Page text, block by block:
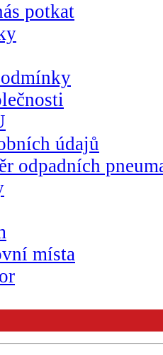
potkat
údajů
odpadních
místa